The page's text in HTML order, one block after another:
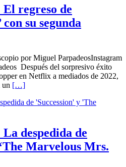
regreso de
su segunda
por Miguel ParpadeosInstagram
Después del sorpresivo éxito
en Netflix a mediados de 2022,
un […]
despedida de
‘The Marvelous Mrs.